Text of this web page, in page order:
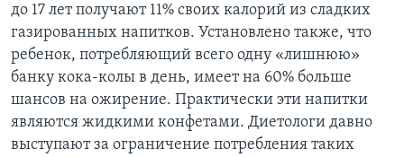
до 17 лет получают 11% своих калорий из сладких
газированных напитков. Установлено также, что
ребенок, потребляющий всего одну «лишнюю»
банку кока-колы в день, имеет на 60% больше
шансов на ожирение. Практически эти напитки
являются жидкими конфетами. Диетологи давно
выступают за ограничение потребления таких